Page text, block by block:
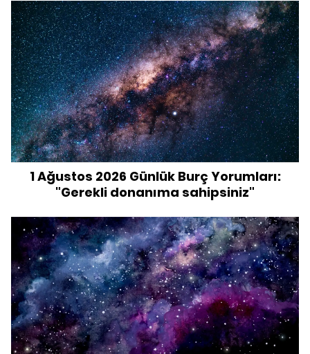
1 Ağustos 2026 Günlük Burç Yorumları:
"Gerekli donanıma sahipsiniz"